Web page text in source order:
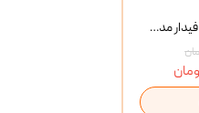
غذای خشک گربه فیدار مدل Adult وزن 10 کیلوگرم